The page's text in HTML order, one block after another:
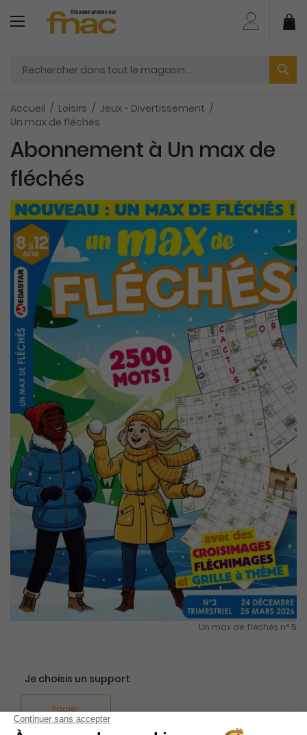
contenu
Accueil Loisirs
Jeux - Divertissement
Un max de fléchés
Un max de fléchés n° 5
Abonnement à Un max de
fléchés
Je choisis un support
Papier